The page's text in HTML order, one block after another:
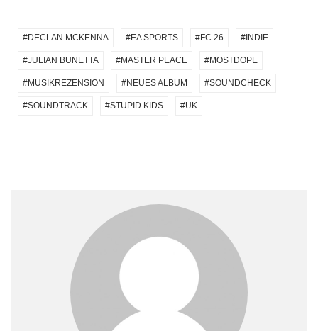
DECLAN MCKENNA EA SPORTS FC 26 INDIE
JULIAN BUNETTA MASTER PEACE MOSTDOPE
MUSIKREZENSION NEUES ALBUM SOUNDCHECK
SOUNDTRACK STUPID KIDS UK